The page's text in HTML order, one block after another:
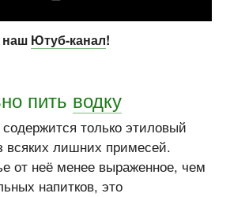
наш Ютуб-канал!
пить водку
только этиловый
всяких лишних примесей.
от неё менее выраженное, чем
напитков, это